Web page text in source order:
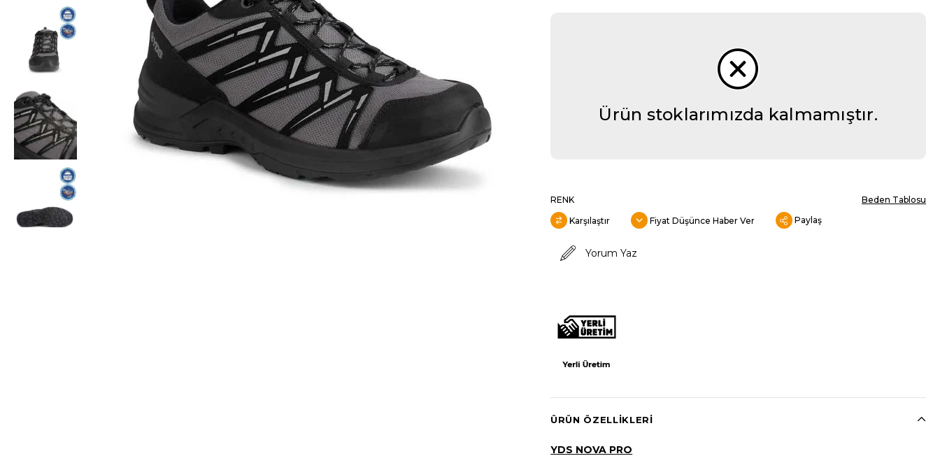
Ürün stoklarımızda kalmamıştır.
RENK
Beden Tablosu
Karşılaştır
Fiyat Düşünce Haber Ver Paylaş
Yorum Yaz
ÜRÜN ÖZELLIKLERI
YDS NOVA PRO